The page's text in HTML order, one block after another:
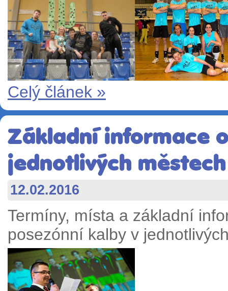
Celý článek »
Základní informace
jednotlivých městech
12.02.2016
Termíny, místa a základní
posezónní kalby v